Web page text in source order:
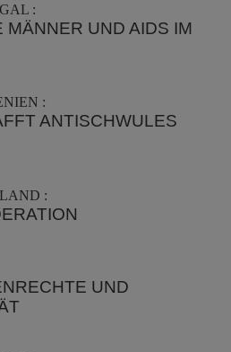
:
MÄNNER UND AIDS IM
:
ANTISCHWULES
:
UND